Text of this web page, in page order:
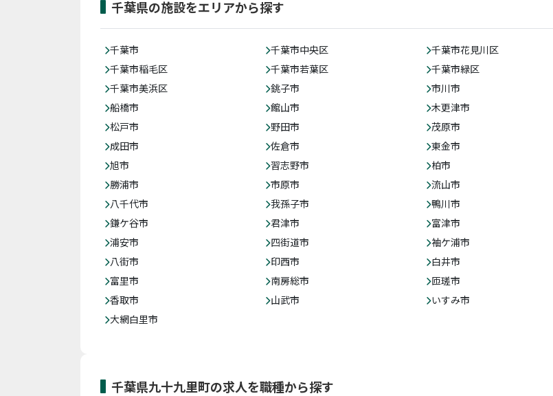
千葉県の施設をエリアから探す
千葉市 千葉市中央区
千葉市花見川区
千葉市稲毛区
千葉市若葉区
千葉市緑区
千葉市美浜区
銚子市
市川市
船橋市
館山市
木更津市
松戸市
野田市
茂原市
成田市
佐倉市
東金市
旭市
習志野市
柏市
勝浦市
市原市
流山市
八千代市
我孫子市
鴨川市
鎌ケ谷市
君津市
富津市
浦安市
四街道市
袖ケ浦市
八街市
印西市
白井市
富里市
南房総市
匝瑳市
香取市
山武市
いすみ市
大網白里市
千葉県九十九里町の求人を職種から探す